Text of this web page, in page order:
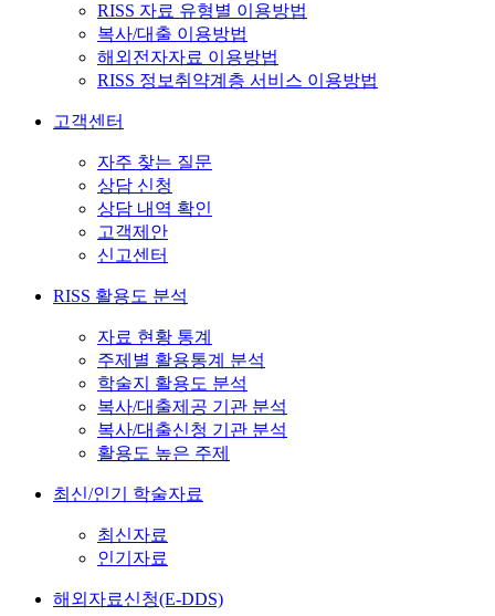
RISS 자료 유형별 이용방법
복사/대출 이용방법
해외전자자료 이용방법
RISS 정보취약계층 서비스 이용방법
고객센터
자주 찾는 질문
상담 신청
상담 내역 확인
고객제안
신고센터
RISS 활용도 분석
자료 현황 통계
주제별 활용통계 분석
학술지 활용도 분석
복사/대출제공 기관 분석
복사/대출신청 기관 분석
활용도 높은 주제
최신/인기 학술자료
최신자료
인기자료
해외자료신청(E-DDS)